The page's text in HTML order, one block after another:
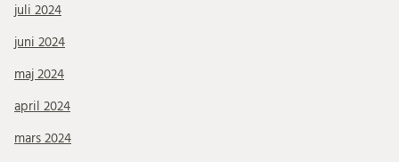
juli 2024
juni 2024
maj 2024
april 2024
mars 2024